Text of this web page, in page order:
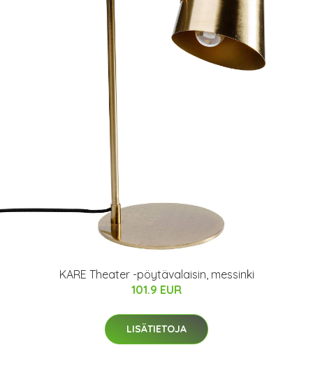
KARE Theater -pöytävalaisin, messinki
101.9 EUR
LISÄTIETOJA